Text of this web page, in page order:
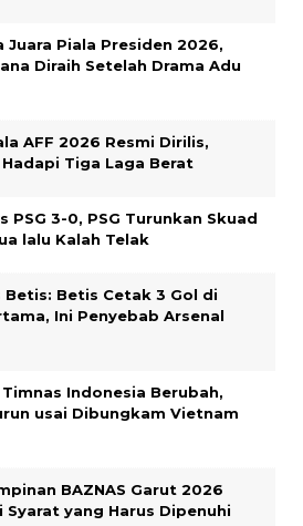
Juara Piala Presiden 2026,
Diraih Setelah Drama Adu
AFF 2026 Resmi Dirilis,
Tiga Laga Berat
PSG 3-0, PSG Turunkan Skuad
lalu Kalah Telak
Betis: Betis Cetak 3 Gol di
Ini Penyebab Arsenal
Indonesia Berubah,
usai Dibungkam Vietnam
BAZNAS Garut 2026
Syarat yang Harus Dipenuhi